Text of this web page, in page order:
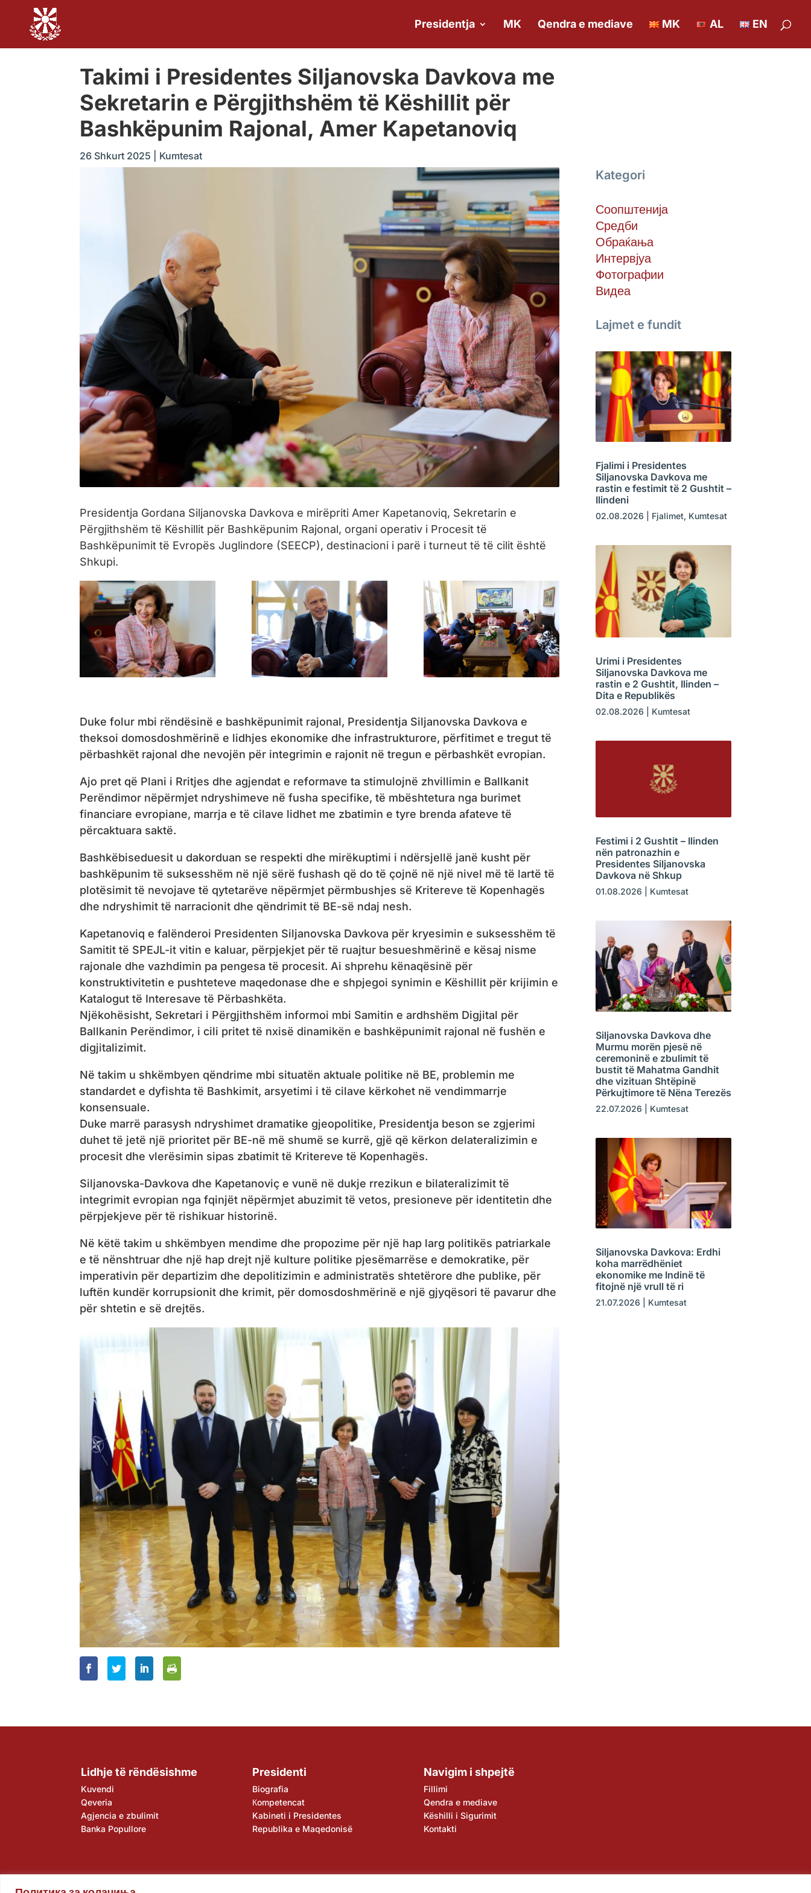
Presidentja MK Qendra e mediave MK AL EN
Takimi i Presidentes Siljanovska Davkova me
Sekretarin e Përgjithshëm të Këshillit për
Bashkëpunim Rajonal, Amer Kapetanoviq
26 Shkurt 2025 Kumtesat
Presidentja Gordana Siljanovska Davkova e mirëpriti Amer Kapetanoviq, Sekretarin e
Përgjithshëm të Këshillit për Bashkëpunim Rajonal, organi operativ i Procesit të
Bashkëpunimit të Evropës Juglindore (SEECP), destinacioni i parë i turneut të të cilit është
Shkupi.
Duke folur mbi rëndësinë e bashkëpunimit rajonal, Presidentja Siljanovska Davkova e
theksoi domosdoshmërinë e lidhjes ekonomike dhe infrastrukturore, përfitimet e tregut të
përbashkët rajonal dhe nevojën për integrimin e rajonit në tregun e përbashkët evropian.
Ajo pret që Plani i Rritjes dhe agjendat e reformave ta stimulojnë zhvillimin e Ballkanit
Perëndimor nëpërmjet ndryshimeve në fusha specifike, të mbështetura nga burimet
financiare evropiane, marrja e të cilave lidhet me zbatimin e tyre brenda afateve të
përcaktuara saktë.
Bashkëbiseduesit u dakorduan se respekti dhe mirëkuptimi i ndërsjellë janë kusht për
bashkëpunim të suksesshëm në një sërë fushash që do të çojnë në një nivel më të lartë të
plotësimit të nevojave të qytetarëve nëpërmjet përmbushjes së Kritereve të Kopenhagës
dhe ndryshimit të narracionit dhe qëndrimit të BE-së ndaj nesh.
Kapetanoviq e falënderoi Presidenten Siljanovska Davkova për kryesimin e suksesshëm të
Samitit të SPEJL-it vitin e kaluar, përpjekjet për të ruajtur besueshmërinë e kësaj nisme
rajonale dhe vazhdimin pa pengesa të procesit. Ai shprehu kënaqësinë për
konstruktivitetin e pushteteve maqedonase dhe e shpjegoi synimin e Këshillit për krijimin e
Katalogut të Interesave të Përbashkëta.
Njëkohësisht, Sekretari i Përgjithshëm informoi mbi Samitin e ardhshëm Digjital për
Ballkanin Perëndimor, i cili pritet të nxisë dinamikën e bashkëpunimit rajonal në fushën e
digjitalizimit.
Në takim u shkëmbyen qëndrime mbi situatën aktuale politike në BE, problemin me
standardet e dyfishta të Bashkimit, arsyetimi i të cilave kërkohet në vendimmarrje
konsensuale.
Duke marrë parasysh ndryshimet dramatike gjeopolitike, Presidentja beson se zgjerimi
duhet të jetë një prioritet për BE-në më shumë se kurrë, gjë që kërkon delateralizimin e
procesit dhe vlerësimin sipas zbatimit të Kritereve të Kopenhagës.
Siljanovska-Davkova dhe Kapetanoviç e vunë në dukje rrezikun e bilateralizimit të
integrimit evropian nga fqinjët nëpërmjet abuzimit të vetos, presioneve për identitetin dhe
përpjekjeve për të rishikuar historinë.
Në këtë takim u shkëmbyen mendime dhe propozime për një hap larg politikës patriarkale
e të nënshtruar dhe një hap drejt një kulture politike pjesëmarrëse e demokratike, për
imperativin për departizim dhe depolitizimin e administratës shtetërore dhe publike, për
luftën kundër korrupsionit dhe krimit, për domosdoshmërinë e një gjyqësori të pavarur dhe
për shtetin e së drejtës.
Kategori
Соопштенија
Средби
Обраќања
Интервјуа
Фотографии
Видеа
Lajmet e fundit
Fjalimi i Presidentes
Siljanovska Davkova me
rastin e festimit të 2 Gushtit –
Ilindeni
02.08.2026 Fjalimet, Kumtesat
Urimi i Presidentes
Siljanovska Davkova me
rastin e 2 Gushtit, Ilinden –
Dita e Republikës
02.08.2026 Kumtesat
Festimi i 2 Gushtit – Ilinden
nën patronazhin e
Presidentes Siljanovska
Davkova në Shkup
01.08.2026 Kumtesat
Siljanovska Davkova dhe
Murmu morën pjesë në
ceremoninë e zbulimit të
bustit të Mahatma Gandhit
dhe vizituan Shtëpinë
Përkujtimore të Nëna Terezës
22.07.2026 Kumtesat
Siljanovska Davkova: Erdhi
koha marrëdhëniet
ekonomike me Indinë të
fitojnë një vrull të ri
21.07.2026 Kumtesat
Lidhje të rëndësishme
Kuvendi
Qeveria
Agjencia e zbulimit
Banka Popullore
Presidenti
Biografia
Кompetencat
Kabineti i Presidentes
Republika e Maqedonisë
Navigim i shpejtë
Fillimi
Qendra e mediave
Këshilli i Sigurimit
Kontakti
Kuvendi Qeveria